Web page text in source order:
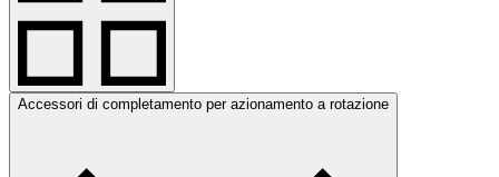
Accessori di completamento per azionamento a rotazione